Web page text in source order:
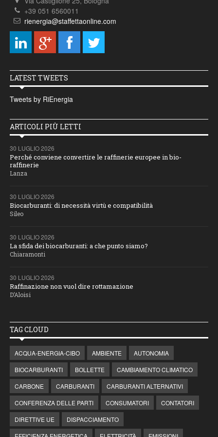
+39 051 6560011
rienergia@staffettaonline.com
LATEST TWEETS
Tweets by RiEnergia
ARTICOLI PIÙ LETTI
30 LUGLIO 2026
Perché conviene convertire le raffinerie europee in bio-
raffinerie
Lanza
30 LUGLIO 2026
Biocarburanti: di necessità virtù e compatibilità
Sileo
30 LUGLIO 2026
La sfida dei biocarburanti: a che punto siamo?
Chiaramonti
30 LUGLIO 2026
Raffinazione non vuol dire rottamazione
D’Aloisi
TAG CLOUD
ACQUA-ENERGIA-CIBO AMBIENTE
AUTONOMIA
BIOCARBURANTI
BOLLETTE
CAMBIAMENTO CLIMATICO
CARBONE
CARBURANTI
CARBURANTI ALTERNATIVI
CONFERENZA DELLE PARTI
CONSUMATORI
CONTATORI
DIRETTIVE UE
DISPACCIAMENTO